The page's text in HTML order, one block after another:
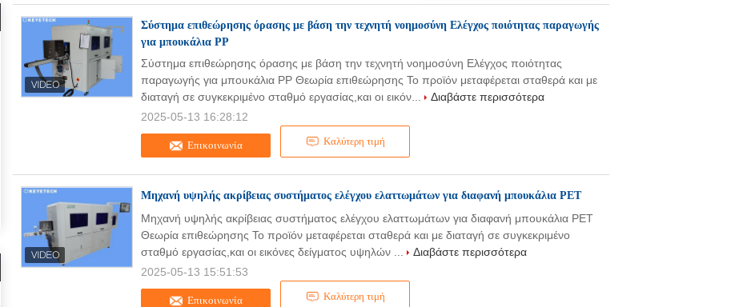
Σύστημα επιθεώρησης όρασης με βάση την τεχνητή νοημοσύνη Ελέγχος ποιότητας παραγωγής
για μπουκάλια PP
Επικοινωνία Καλύτερη τιμή
Σύστημα επιθεώρησης όρασης με βάση την τεχνητή νοημοσύνη Ελέγχος ποιότητας
παραγωγής για μπουκάλια PP Θεωρία επιθεώρησης Το προϊόν μεταφέρεται σταθερά και με
διαταγή σε συγκεκριμένο σταθμό εργασίας,και οι εικόν...
Διαβάστε περισσότερα
2025-05-13 16:28:12
Μηχανή υψηλής ακρίβειας συστήματος ελέγχου ελαττωμάτων για διαφανή μπουκάλια PET
Επικοινωνία Καλύτερη τιμή
Μηχανή υψηλής ακρίβειας συστήματος ελέγχου ελαττωμάτων για διαφανή μπουκάλια PET
Θεωρία επιθεώρησης Το προϊόν μεταφέρεται σταθερά και με διαταγή σε συγκεκριμένο
σταθμό εργασίας,και οι εικόνες δείγματος υψηλών ...
Διαβάστε περισσότερα
2025-05-13 15:51:53